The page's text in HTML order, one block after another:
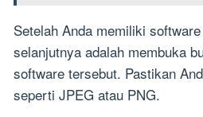
Setelah Anda memiliki
selanjutnya adalah membuka
software tersebut. Pastikan
seperti JPEG atau PNG.